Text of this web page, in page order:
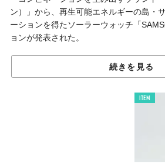
ン）」から、再生可能エネルギーの島・
ーションを得たソーラーウォッチ「
ョンが発表された。
コレクション名でもあるデンマークの「
から再生可能エネルギーへとエネルギー
これらの取り組みを学んだ「スカーゲン
が、環境への影響を考慮した時計コレク
強い意欲を抱くようになり、今回のコレ
続きを見る
ITEM